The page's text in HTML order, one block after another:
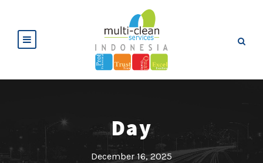
Day
December 16, 2025